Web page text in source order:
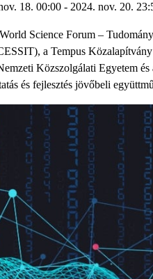
18. 00:00 - 2024. nov. 20.
Science Forum –
a Tempus
Közszolgálati Egyetem és
és fejlesztés jövőbeli